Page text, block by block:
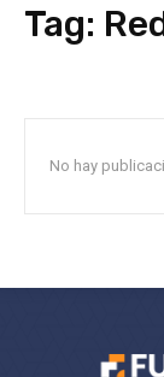
Tag:
No hay